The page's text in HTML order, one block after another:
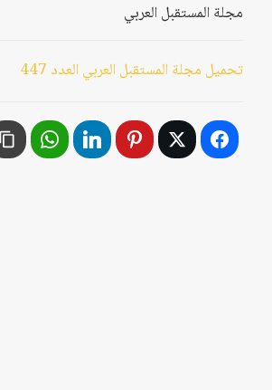
مجلة المستقبل العربي
تحميل مجلة المستقبل العربي العدد 447